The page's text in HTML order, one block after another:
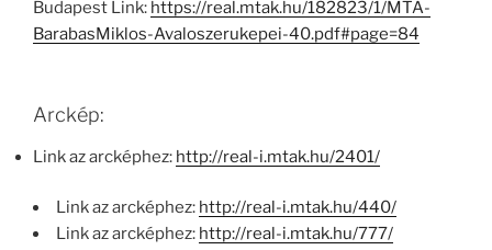
Budapest Link: https://real.mtak.hu/182823/1/MTA-
BarabasMiklos-Avaloszerukepei-40.pdf#page=84
Arckép:
Link az arcképhez: http://real-i.mtak.hu/2401/
Link az arcképhez: http://real-i.mtak.hu/440/
Link az arcképhez: http://real-i.mtak.hu/777/